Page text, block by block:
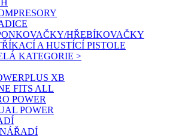
HŘEBÍKOVAČKY
A HUSTÍCÍ PISTOLE
KATEGORIE >
XB
FITS ALL
POWER
POWER